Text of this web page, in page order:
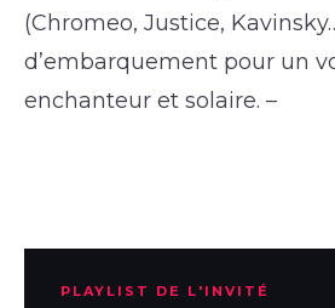
(Chromeo, Justice,
d’embarquement pour un
enchanteur et solaire. –
PLAYLIST DE L'INVITÉ